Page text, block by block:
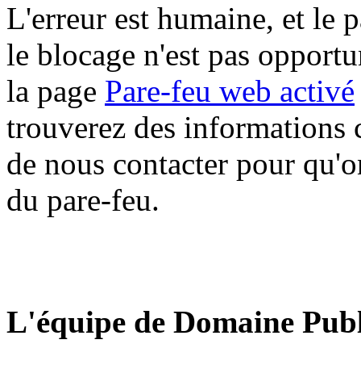
L'erreur est humaine, et le
le blocage n'est pas
la page Pare-feu web activé
trouverez des informations
de nous contacter pour
du pare-feu.
L'équipe de Domaine